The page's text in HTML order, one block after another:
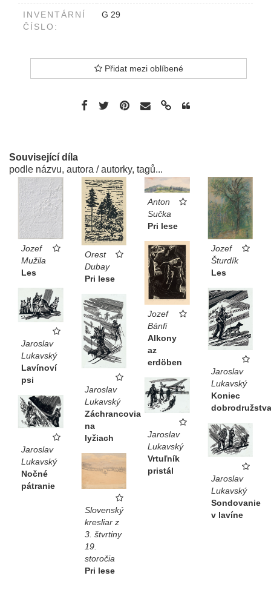
INVENTÁRNÍ
ČÍSLO:
G 29
Přidat mezi oblíbené
Související díla
podle názvu, autora / autorky, tagů...
Jozef
Mužila
Les
Orest
Dubay
Pri lese
Anton
Sučka
Pri lese
Jozef
Šturdík
Les
Jozef
Bánfi
Alkony
az
erdöben
Jaroslav
Lukavský
Koniec
dobrodružstva
Jaroslav
Lukavský
Lavínoví
psi
Jaroslav
Lukavský
Záchrancovia
na
lyžiach
Jaroslav
Lukavský
Vrtuľník
pristál
Jaroslav
Lukavský
Nočné
pátranie
Jaroslav
Lukavský
Sondovanie
v lavíne
Slovenský
kresliar z
3. štvrtiny
19.
storočia
Pri lese